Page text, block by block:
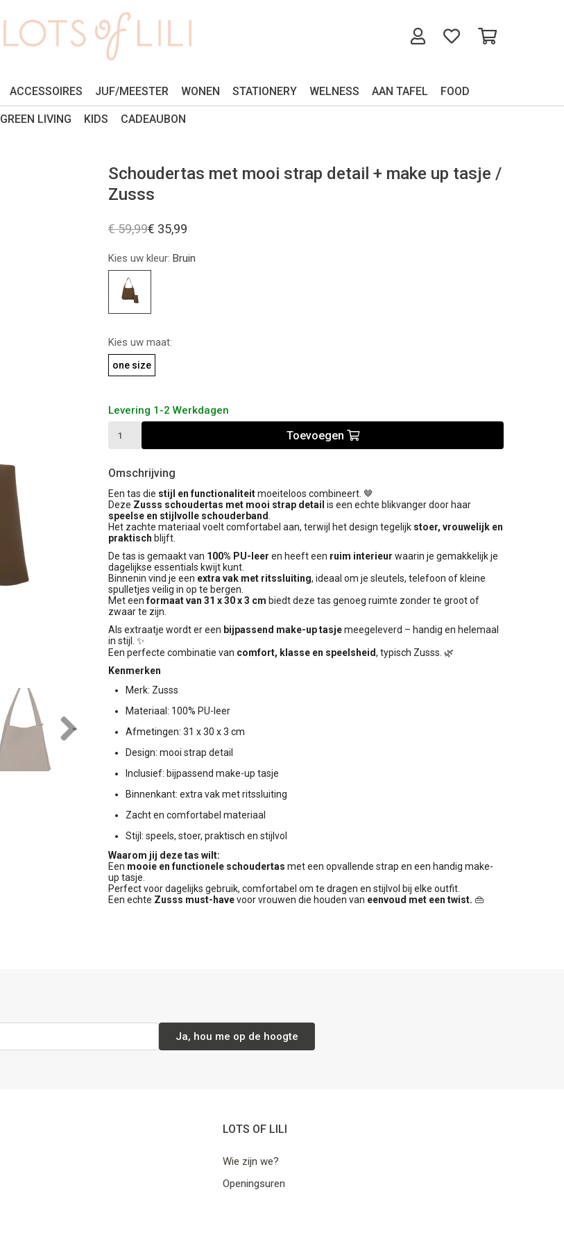
ACCESSOIRES JUF/MEESTER WONEN STATIONERY WELNESS AAN TAFEL FOOD
GREEN LIVING KIDS CADEAUBON
Schoudertas met mooi strap detail + make up tasje /
Zusss
€ 59,99€ 35,99
Kies uw kleur: Bruin
Kies uw maat:
one size
Levering 1-2 Werkdagen
Toevoegen
Omschrijving
Een tas die stijl en functionaliteitmoeiteloos combineert. 🤎
Deze Zusss schoudertas met mooi strap detail is een echte blikvanger door haar
speelse en stijlvolle schouderband.
Het zachte materiaal voelt comfortabel aan, terwijl het design tegelijk stoer, vrouwelijk en
praktisch blijft.
De tas is gemaakt van 100% PU-leer en heeft een ruim interieur waarin je gemakkelijk je
dagelijkse essentials kwijt kunt.
Binnenin vind je een extra vak met ritssluiting, ideaal om je sleutels, telefoon of kleine
spulletjes veilig in op te bergen.
Met eenformaat van 31 x 30 x 3 cm biedt deze tas genoeg ruimte zonder te groot of
zwaar te zijn.
Als extraatje wordt er een bijpassend make-up tasjemeegeleverd – handig en helemaal
in stijl. ✨
Een perfecte combinatie van comfort, klasse en speelsheid, typisch Zusss. 🌿
Kenmerken
Merk: Zusss
Materiaal: 100% PU-leer
Afmetingen: 31 x 30 x 3 cm
Design: mooi strap detail
Inclusief: bijpassend make-up tasje
Binnenkant: extra vak met ritssluiting
Zacht en comfortabel materiaal
Stijl: speels, stoer, praktisch en stijlvol
Waarom jij deze tas wilt:
Een mooie en functionele schoudertas met een opvallende strap en een handig make-
up tasje.
Perfect voor dagelijks gebruik, comfortabel om te dragen en stijlvol bij elke outfit.
Een echte Zusss must-havevoor vrouwen die houden van eenvoud met een twist. 👜
Ja, hou me op de hoogte
LOTS OF LILI
Wie zijn we?
Openingsuren